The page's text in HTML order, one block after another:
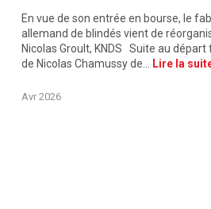
En vue de son entrée en bourse, le
allemand de blindés vient de
Nicolas Groult, KNDS Suite au
de Nicolas Chamussy de…
Lire la
Avr 2026